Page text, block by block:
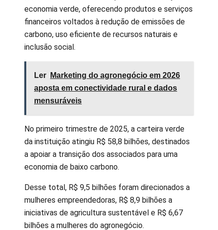
economia verde, oferecendo produtos e serviços
financeiros voltados à redução de emissões de
carbono, uso eficiente de recursos naturais e
inclusão social.
Ler
Marketing do agronegócio em 2026
aposta em conectividade rural e dados
mensuráveis
No primeiro trimestre de 2025, a carteira verde
da instituição atingiu R$ 58,8 bilhões, destinados
a apoiar a transição dos associados para uma
economia de baixo carbono.
Desse total, R$ 9,5 bilhões foram direcionados a
mulheres empreendedoras, R$ 8,9 bilhões a
iniciativas de agricultura sustentável e R$ 6,67
bilhões a mulheres do agronegócio.